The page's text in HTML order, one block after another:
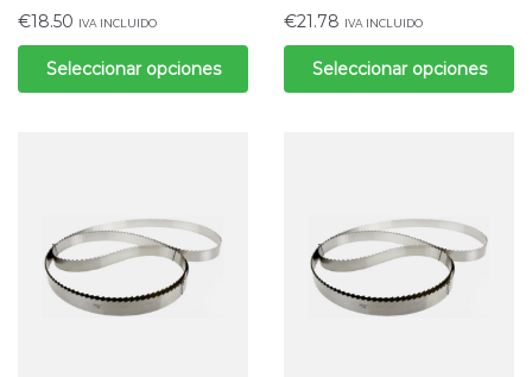
€18.50 IVA INCLUIDO
Seleccionar opciones
€21.78 IVA INCLUIDO
Seleccionar opciones